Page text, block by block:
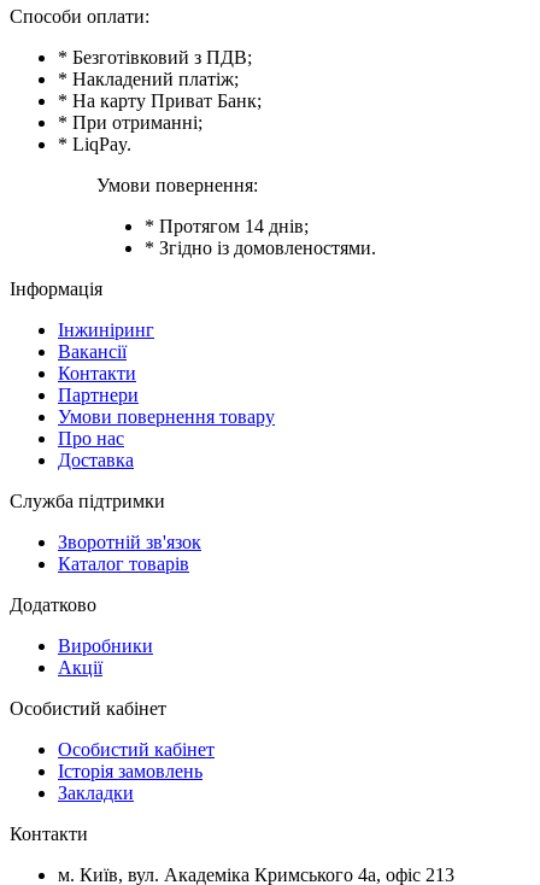
Способи оплати:
* Безготівковий з ПДВ;
* Накладений платіж;
* На карту Приват Банк;
* При отриманні;
* LiqPay.
Умови повернення:
* Протягом 14 днів;
* Згідно із домовленостями.
Інформація
Інжиніринг
Вакансії
Контакти
Партнери
Умови повернення товару
Про нас
Доставка
Служба підтримки
Зворотній зв'язок
Каталог товарів
Додатково
Виробники
Акції
Особистий кабінет
Особистий кабінет
Історія замовлень
Закладки
Контакти
м. Київ, вул. Академіка Кримського 4а, офіс 213